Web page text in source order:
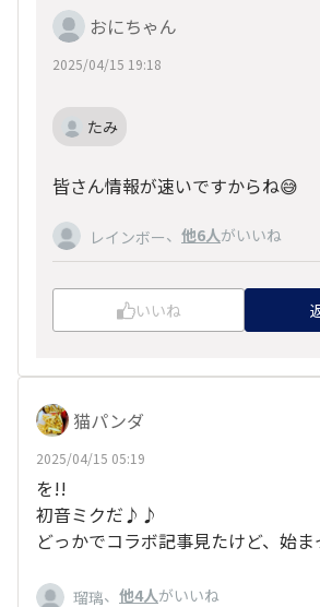
おにちゃん
2025/04/15 19:18
たみ
皆さん情報が速いですからね😅
レインボー、 他6人がいいね
いいね
猫パンダ
2025/04/15 05:19
を!!
初音ミクだ♪♪
どっかでコラボ記事見たけど、始
瑠璃、 他4人がいいね